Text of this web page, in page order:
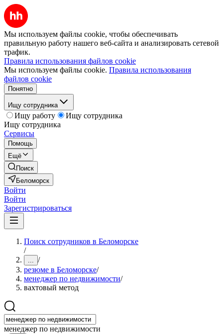
Мы используем файлы cookie, чтобы обеспечивать
правильную работу нашего веб-сайта и анализировать сетевой
трафик.
Правила использования файлов cookie
Мы используем файлы cookie. Правила использования
файлов cookie
Понятно
Ищу сотрудника
Ищу работу
Ищу сотрудника
Ищу сотрудника
Сервисы
Помощь
Ещё
Поиск
Беломорск
Войти
Войти
Зарегистрироваться
Поиск сотрудников в Беломорске
/
... /
резюме в Беломорске/
менеджер по недвижимости/
вахтовый метод
менеджер по недвижимости